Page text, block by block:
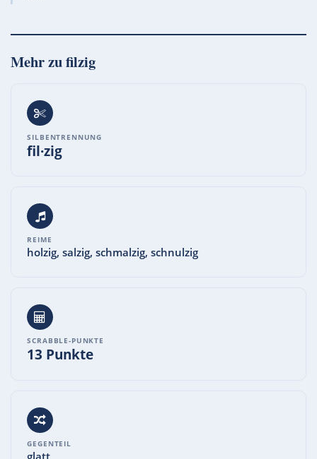
Mehr zufilzig
SILBENTRENNUNG
fil·zig
REIME
holzig, salzig, schmalzig, schnulzig
SCRABBLE-PUNKTE
13 Punkte
GEGENTEIL